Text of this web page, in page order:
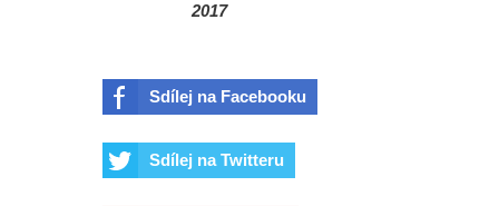
2017
Sdílej na Facebooku
Sdílej na Twitteru